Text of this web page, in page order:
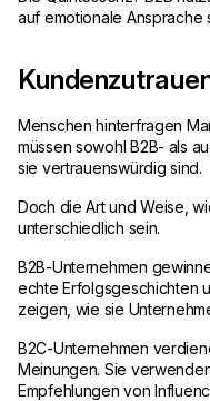
auf emotionale Ansprache
Menschen hinterfragen
müssen sowohl B2B- als
sie vertrauenswürdig sind.
Doch die Art und Weise,
unterschiedlich sein.
B2B-Unternehmen
echte Erfolgsgeschichten
zeigen, wie sie
B2C-Unternehmen
Meinungen. Sie
Empfehlungen von